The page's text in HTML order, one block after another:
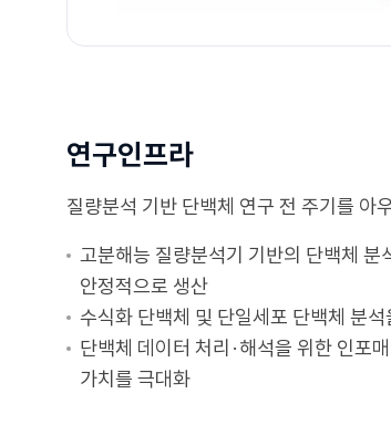
연구인프라
질량분석 기반 단백체 연구 전 주기를 아
고분해능 질량분석기 기반의 단백체
안정적으로 생산
수식화 단백체 및 단일세포 단백체 분
단백체 데이터 처리·해석을 위한 인포
가치를 극대화